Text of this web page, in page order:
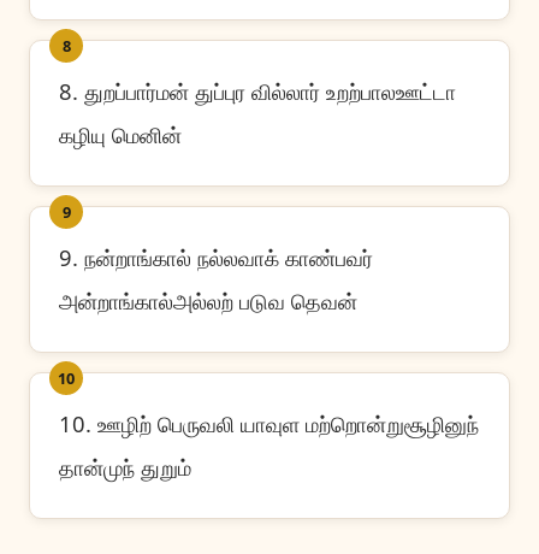
8
8. துறப்பார்மன் துப்புர வில்லார் உறற்பாலஊட்டா
கழியு மெனின்
9
9. நன்றாங்கால் நல்லவாக் காண்பவர்
அன்றாங்கால்அல்லற் படுவ தெவன்
10
10. ஊழிற் பெருவலி யாவுள மற்றொன்றுசூழினுந்
தான்முந் துறும்